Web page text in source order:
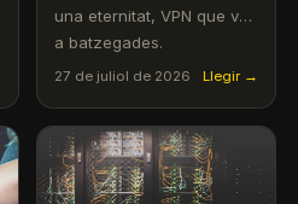
una eternitat, VPN que va
a batzegades.
T'expliquem què
connexió per teletreballar i
per què la simetria importa
més que els Mb.
27 de juliol de 2026 Llegir →